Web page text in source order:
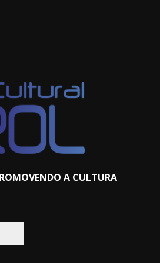
A CULTURA